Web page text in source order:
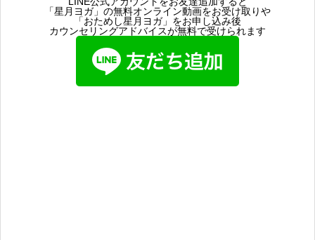
「星月ヨガ」の無料オンライン動画をお受け取りや
「おためし星月ヨガ」をお申し込み後
カウンセリングアドバイスが無料で受けられます